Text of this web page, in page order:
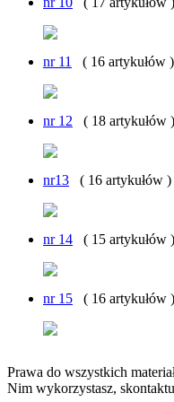
nr 11 ( 16 artykułów )
nr 12 ( 18 artykułów )
nr13 ( 16 artykułów )
nr 14 ( 15 artykułów )
nr 15 ( 16 artykułów )
Prawa do wszystkich
Nim wykorzystasz,